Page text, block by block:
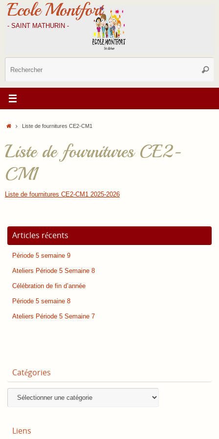
Passer
contenu
Ecole Montfort
- SAINT MATHURIN -
AccueilListe de fournitures CE2-CM1
Liste de fournitures CE2-
CM1
Liste de fournitures CE2-CM1 2025-2026
Articles récents
Période 5 semaine 9
Ateliers Période 5 Semaine 8
Célébration de fin d’année
Période 5 semaine 8
Ateliers Période 5 Semaine 7
Catégories
Liens